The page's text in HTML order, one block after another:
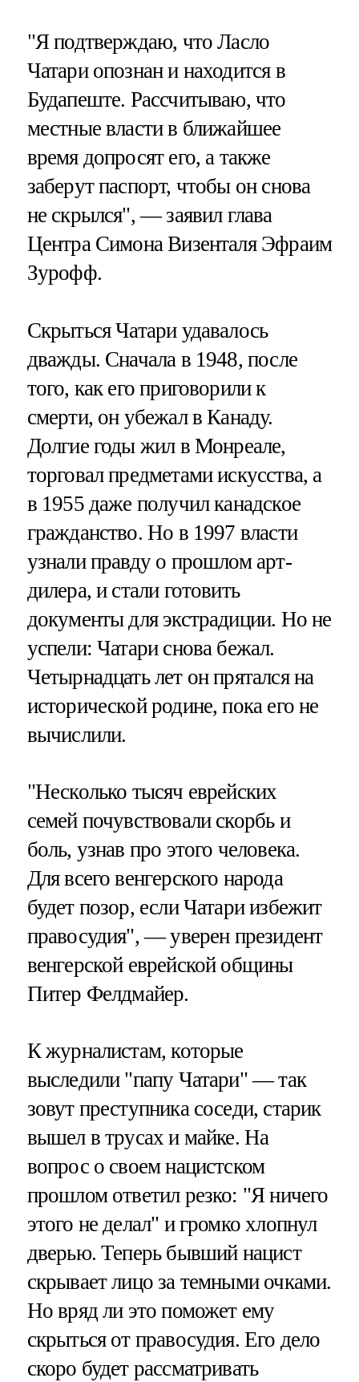
"Я подтверждаю, что Ласло
Чатари опознан и находится в
Будапеште. Рассчитываю, что
местные власти в ближайшее
время допросят его, а также
заберут паспорт, чтобы он снова
не скрылся", — заявил глава
Центра Симона Визенталя Эфраим
Зурофф.
Скрыться Чатари удавалось
дважды. Сначала в 1948, после
того, как его приговорили к
смерти, он убежал в Канаду.
Долгие годы жил в Монреале,
торговал предметами искусства, а
в 1955 даже получил канадское
гражданство. Но в 1997 власти
узнали правду о прошлом арт-
дилера, и стали готовить
документы для экстрадиции. Но не
успели: Чатари снова бежал.
Четырнадцать лет он прятался на
исторической родине, пока его не
вычислили.
"Несколько тысяч еврейских
семей почувствовали скорбь и
боль, узнав про этого человека.
Для всего венгерского народа
будет позор, если Чатари избежит
правосудия", — уверен президент
венгерской еврейской общины
Питер Фелдмайер.
К журналистам, которые
выследили "папу Чатари" — так
зовут преступника соседи, старик
вышел в трусах и майке. На
вопрос о своем нацистском
прошлом ответил резко: "Я ничего
этого не делал" и громко хлопнул
дверью. Теперь бывший нацист
скрывает лицо за темными очками.
Но вряд ли это поможет ему
скрыться от правосудия. Его дело
скоро будет рассматривать